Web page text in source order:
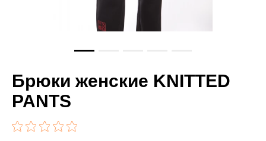
Брюки женские KNITTED
PANTS